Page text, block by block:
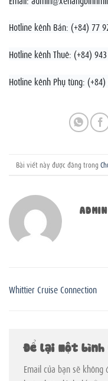
Hotline kênh Bán: (+84) 77
Hotline kênh Thuê: (+84)
Hotline kênh Phụ tùng:
Bài viết này được đăng trong
ADMIN
Whittier Cruise Connection
Để lại một
Email của bạn sẽ